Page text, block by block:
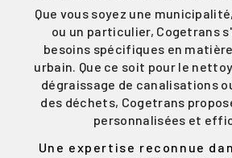
Que vous soyez une
ou un particulier, Cogetrans
besoins spécifiques en
urbain. Que ce soit pour le
dégraissage de canalisations
des déchets, Cogetrans
personnalisées et
Une expertise reconnue